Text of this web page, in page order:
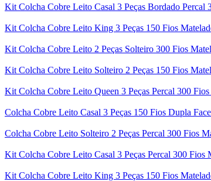
Kit Colcha Cobre Leito Casal 3 Peças Bordado Percal
Kit Colcha Cobre Leito King 3 Peças 150 Fios
Kit Colcha Cobre Leito 2 Peças Solteiro 300 Fios
Kit Colcha Cobre Leito Solteiro 2 Peças 150 Fios
Kit Colcha Cobre Leito Queen 3 Peças Percal 300
Colcha Cobre Leito Casal 3 Peças 150 Fios Dupla
Colcha Cobre Leito Solteiro 2 Peças Percal 300 Fios
Kit Colcha Cobre Leito Casal 3 Peças Percal 300 Fios
Kit Colcha Cobre Leito King 3 Peças 150 Fios